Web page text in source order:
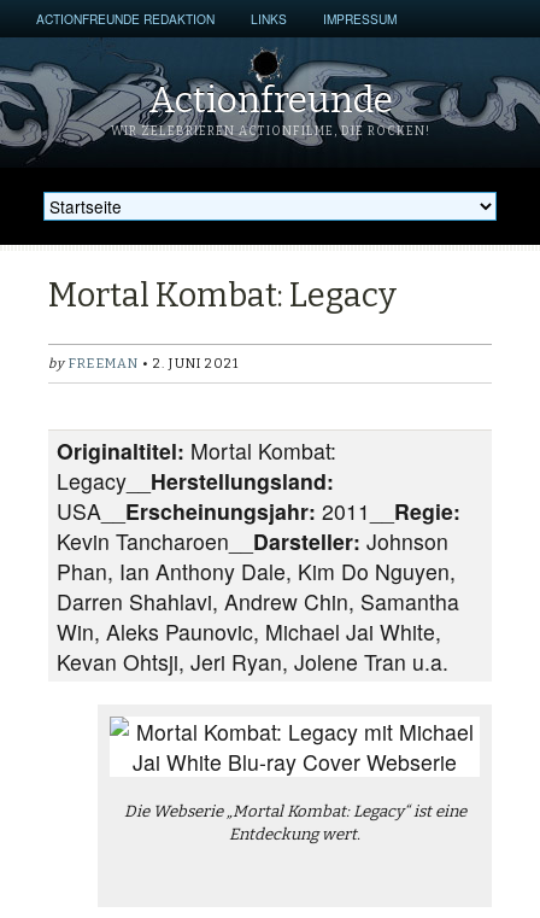
ACTIONFREUNDE REDAKTION LINKS IMPRESSUM
Actionfreunde
WIR ZELEBRIEREN ACTIONFILME, DIE ROCKEN!
Mortal Kombat: Legacy
by FREEMAN • 2. JUNI 2021
Originaltitel: Mortal Kombat:
Legacy__ Herstellungsland:
USA__ Erscheinungsjahr: 2011__ Regie:
Kevin Tancharoen__ Darsteller: Johnson
Phan, Ian Anthony Dale, Kim Do Nguyen,
Darren Shahlavi, Andrew Chin, Samantha
Win, Aleks Paunovic, Michael Jai White,
Kevan Ohtsji, Jeri Ryan, Jolene Tran u.a.
Die Webserie „Mortal Kombat: Legacy“ ist eine
Entdeckung wert.